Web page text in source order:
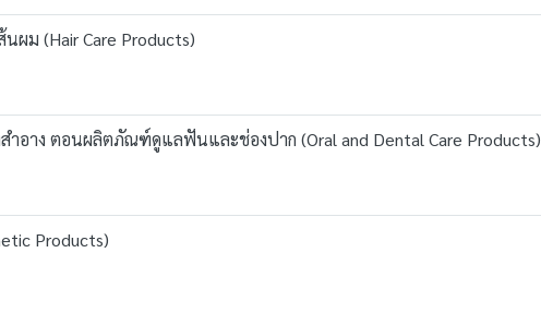
ผม (Hair Care Products)
สำอาง ตอนผลิตภัณฑ์ดูแลฟันและช่องปาก (Oral and Dental Care Products)
Products)